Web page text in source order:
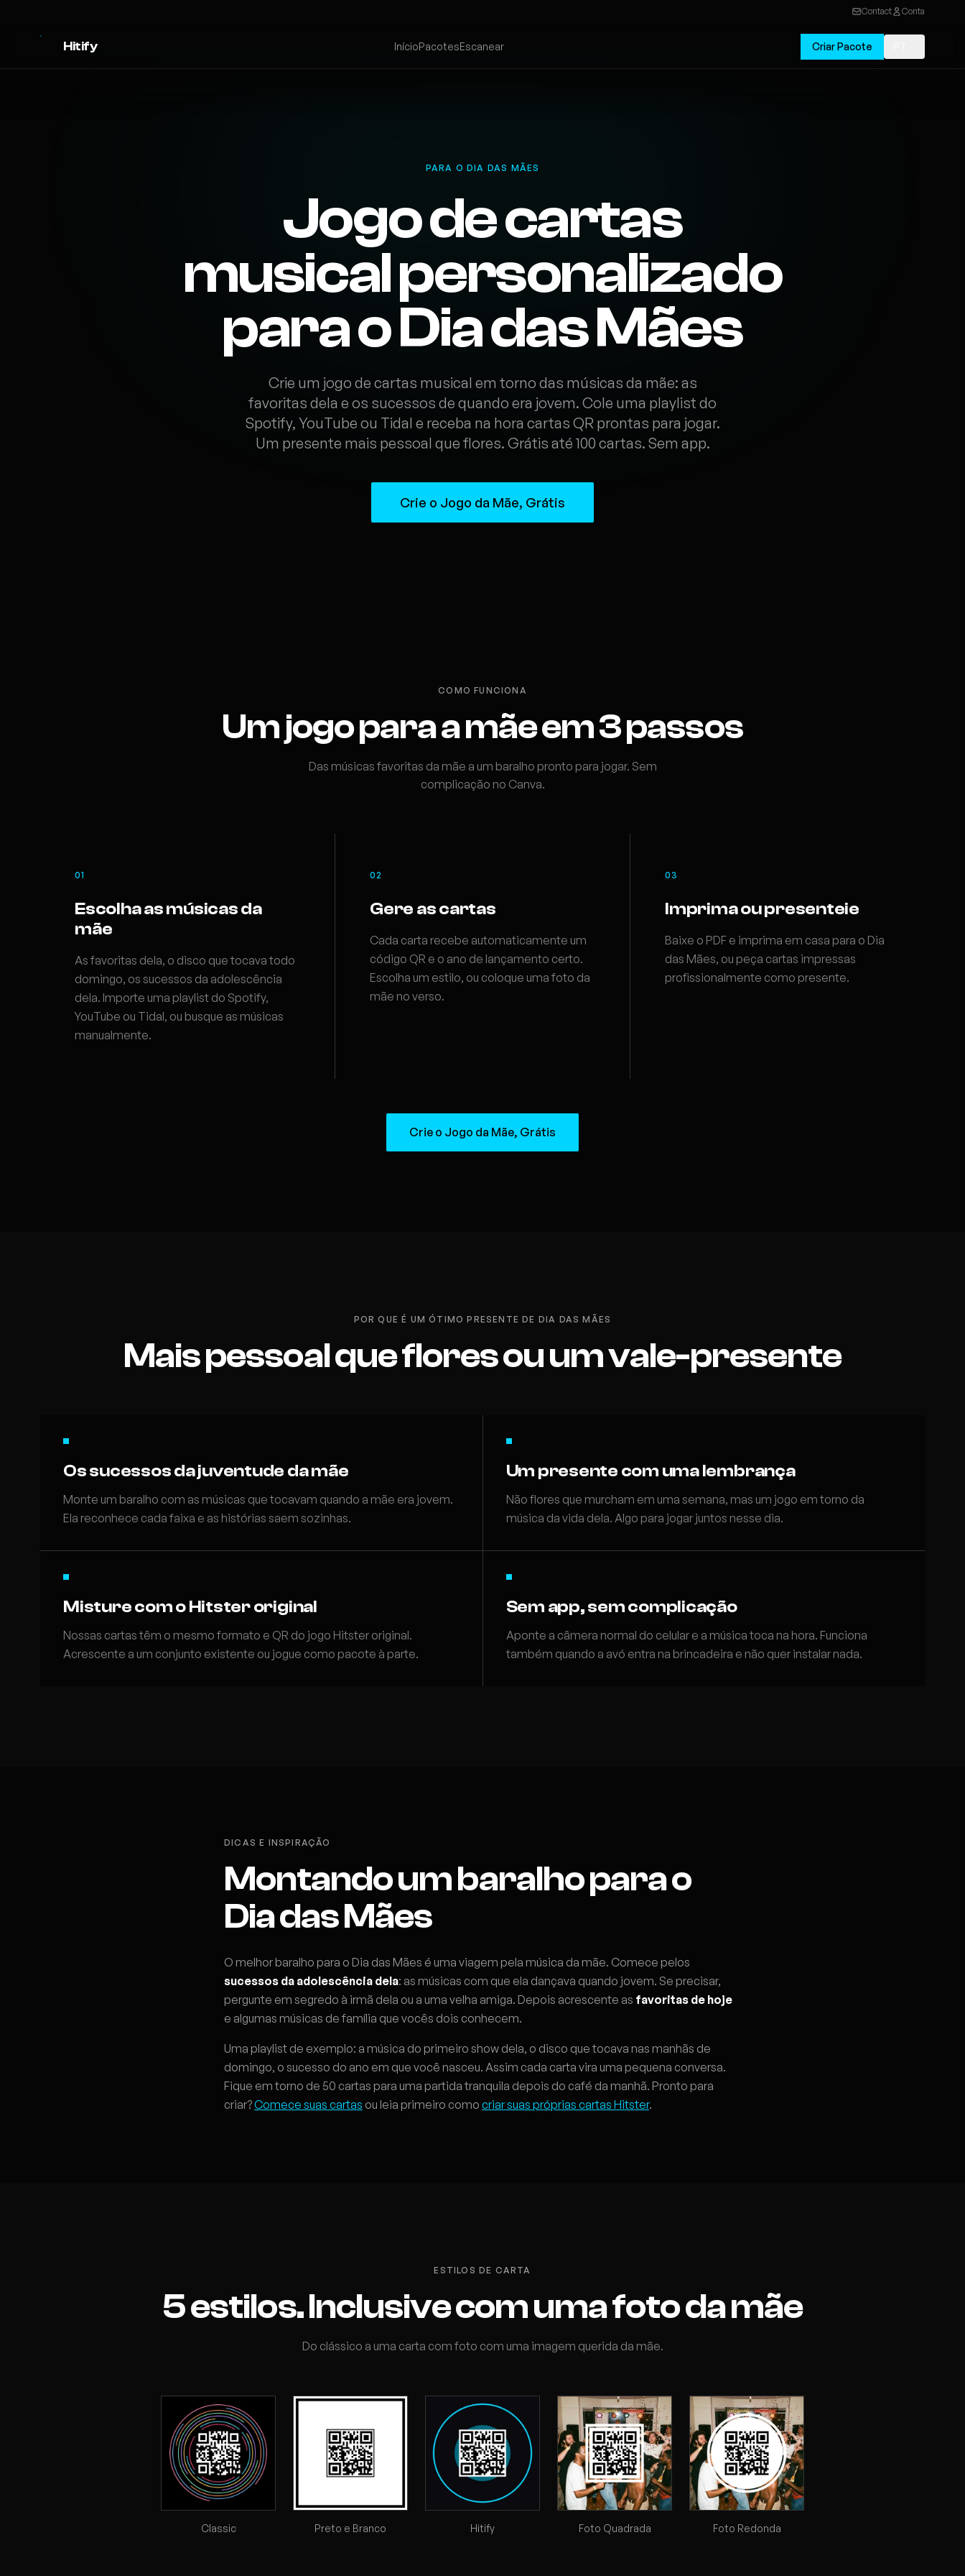
Contact Conta
Hitify InícioPacotesEscanear Criar Pacote
PARA O DIA DAS MÃES
Jogo de cartas
musical personalizado
para o Dia das Mães
Crie um jogo de cartas musical em torno das músicas da mãe: as
favoritas dela e os sucessos de quando era jovem. Cole uma playlist do
Spotify, YouTube ou Tidal e receba na hora cartas QR prontas para jogar.
Um presente mais pessoal que flores. Grátis até 100 cartas. Sem app.
Crie o Jogo da Mãe, Grátis
COMO FUNCIONA
Um jogo para a mãe em 3 passos
Das músicas favoritas da mãe a um baralho pronto para jogar. Sem
complicação no Canva.
01
Escolha as músicas da
mãe
As favoritas dela, o disco que tocava todo
domingo, os sucessos da adolescência
dela. Importe uma playlist do Spotify,
YouTube ou Tidal, ou busque as músicas
manualmente.
02
Gere as cartas
Cada carta recebe automaticamente um
código QR e o ano de lançamento certo.
Escolha um estilo, ou coloque uma foto da
mãe no verso.
03
Imprima ou presenteie
Baixe o PDF e imprima em casa para o Dia
das Mães, ou peça cartas impressas
profissionalmente como presente.
Crie o Jogo da Mãe, Grátis
POR QUE É UM ÓTIMO PRESENTE DE DIA DAS MÃES
Mais pessoal que flores ou um vale-presente
Os sucessos da juventude da mãe
Monte um baralho com as músicas que tocavam quando a mãe era jovem.
Ela reconhece cada faixa e as histórias saem sozinhas.
Um presente com uma lembrança
Não flores que murcham em uma semana, mas um jogo em torno da
música da vida dela. Algo para jogar juntos nesse dia.
Misture com o Hitster original
Nossas cartas têm o mesmo formato e QR do jogo Hitster original.
Acrescente a um conjunto existente ou jogue como pacote à parte.
Sem app, sem complicação
Aponte a câmera normal do celular e a música toca na hora. Funciona
também quando a avó entra na brincadeira e não quer instalar nada.
DICAS E INSPIRAÇÃO
Montando um baralho para o
Dia das Mães
O melhor baralho para o Dia das Mães é uma viagem pela música da mãe. Comece pelos
sucessos da adolescência dela: as músicas com que ela dançava quando jovem. Se precisar,
pergunte em segredo à irmã dela ou a uma velha amiga. Depois acrescente as favoritas de hoje
e algumas músicas de família que vocês dois conhecem.
Uma playlist de exemplo: a música do primeiro show dela, o disco que tocava nas manhãs de
domingo, o sucesso do ano em que você nasceu. Assim cada carta vira uma pequena conversa.
Fique em torno de 50 cartas para uma partida tranquila depois do café da manhã. Pronto para
criar?Comece suas cartas ou leia primeiro como criar suas próprias cartas Hitster.
ESTILOS DE CARTA
5 estilos. Inclusive com uma foto da mãe
Do clássico a uma carta com foto com uma imagem querida da mãe.
Classic Preto e Branco Hitify Foto Quadrada Foto Redonda